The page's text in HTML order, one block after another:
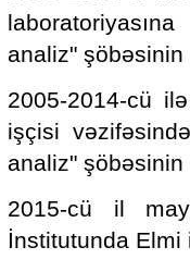
analiz" şöbəsinin
2005-2014-cü
işçisi
analiz" şöbəsinin
2015-cü il
İnstitutunda Elmi